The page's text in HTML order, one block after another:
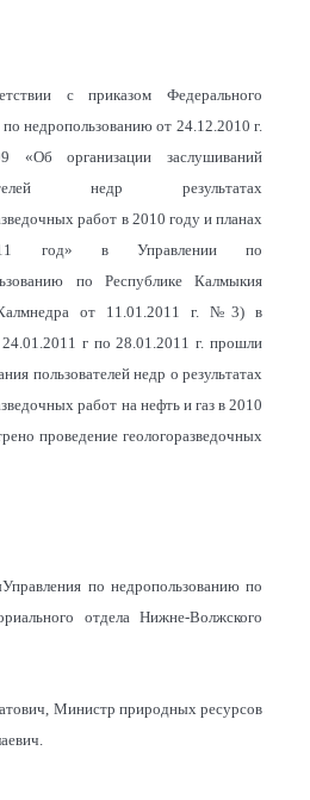
с приказом Федерального
по недропользованию от 24.12.2010 г.
организации заслушиваний
недр результатах
работ в 2010 году и планах
год» в Управлении по
по Республике Калмыкия
от 11.01.2011 г. №3) в
г по28.01.2011 г. прошли
пользователей недр о результатах
работ на нефть и газ в 2010
проведение геологоразведочных
по недропользованию по
отдела Нижне-Волжского
Министр природных ресурсов